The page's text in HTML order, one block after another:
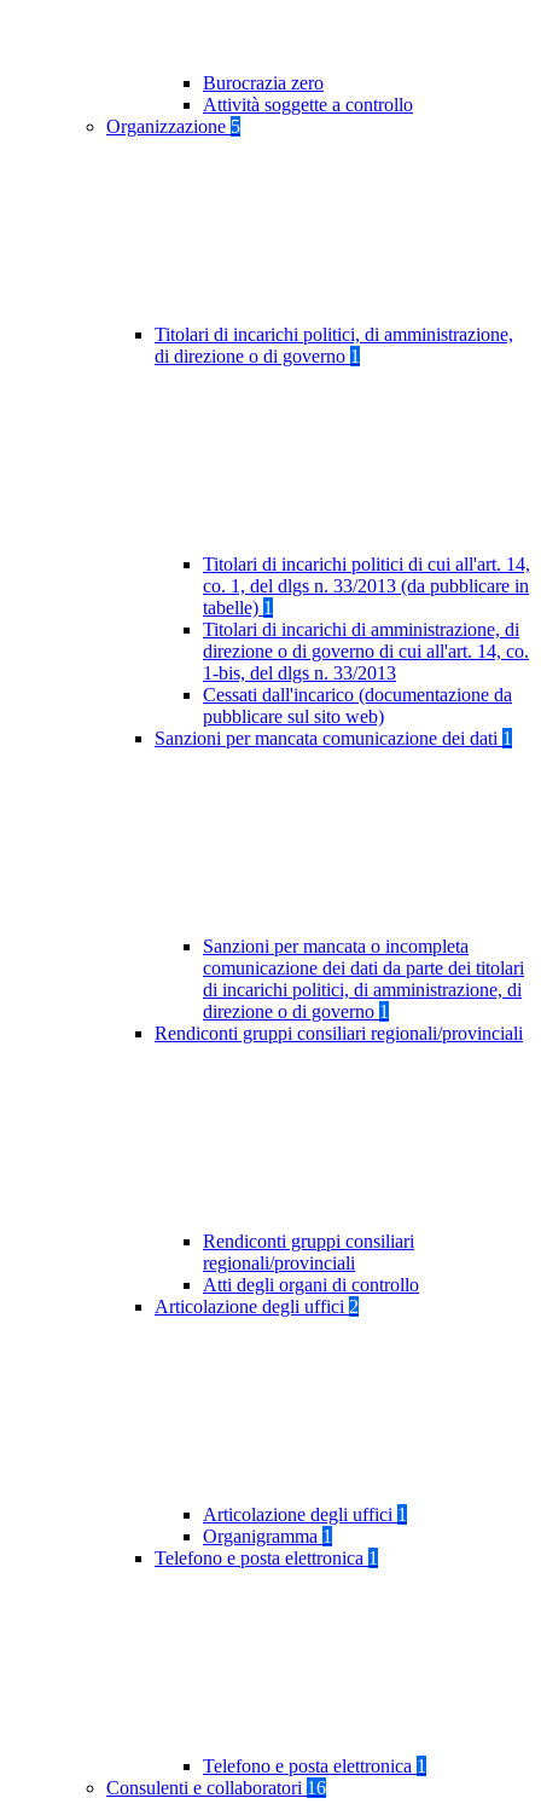
Burocrazia zero
Attività soggette a controllo
Organizzazione 5
Titolari di incarichi politici, di amministrazione,
di direzione o di governo 1
Titolari di incarichi politici di cui all'art. 14,
co. 1, del dlgs n. 33/2013 (da pubblicare in
tabelle) 1
Titolari di incarichi di amministrazione, di
direzione o di governo di cui all'art. 14, co.
1-bis, del dlgs n. 33/2013
Cessati dall'incarico (documentazione da
pubblicare sul sito web)
Sanzioni per mancata comunicazione dei dati 1
Sanzioni per mancata o incompleta
comunicazione dei dati da parte dei titolari
di incarichi politici, di amministrazione, di
direzione o di governo 1
Rendiconti gruppi consiliari regionali/provinciali
Rendiconti gruppi consiliari
regionali/provinciali
Atti degli organi di controllo
Articolazione degli uffici 2
Articolazione degli uffici 1
Organigramma 1
Telefono e posta elettronica 1
Telefono e posta elettronica 1
Consulenti e collaboratori 16